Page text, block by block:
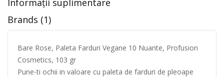
Brands (1)
Bare Rose, Paleta Farduri Vegane 10 Nuante, Profusion
Cosmetics, 103 gr
Pune-ti ochii in valoare cu paleta de farduri de pleoape